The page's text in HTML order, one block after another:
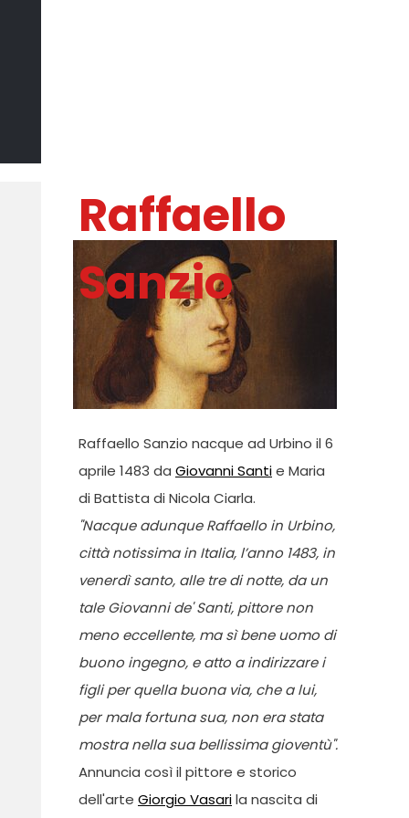
Raffaello
Sanzio
Raffaello Sanzio nacque ad Urbino il 6
aprile 1483 da Giovanni Santie Maria
di Battista di Nicola Ciarla.
"Nacque adunque Raffaello in Urbino,
città notissima in Italia, l’anno 1483, in
venerdì santo, alle tre di notte, da un
tale Giovanni de' Santi, pittore non
meno eccellente, ma sì bene uomo di
buono ingegno, e atto a indirizzare i
figli per quella buona via, che a lui,
per mala fortuna sua, non era stata
mostra nella sua bellissima gioventù".
Annuncia così il pittore e storico
dell'arte Giorgio Vasarila nascita di